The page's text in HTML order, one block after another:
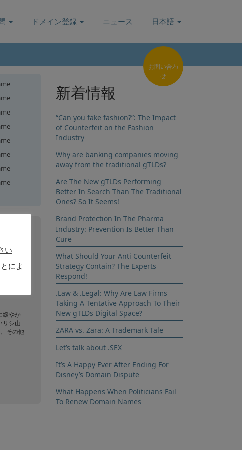
ドメイン登録 ニュース 日本語
にお
の
とス
緩やか
リシ山
その他
お問い合わ
せ
新着情報
“Can you fake fashion?”: The Impact
of Counterfeit on the Fashion
Industry
Why are banking companies moving
away from the traditional gTLDs?
Are The New gTLDs Performing
Better In Search Than The Traditional
Ones? So It Seems!
Brand Protection In The Pharma
Industry: Prevention Is Better Than
Cure
What Should Your Anti Counterfeit
Strategy Contain? The Experts
Respond!
.Law & .Legal: Why Are Law Firms
Taking A Tentative Approach To Their
New gTLDs Digital Space?
ZARA vs. Zara: A Trademark Tale
Let’s talk about .SEX
It’s A Happy Ever After Ending For
Disney’s Domain Dispute
What Happens When Politicians Fail
To Renew Domain Names
い
によ